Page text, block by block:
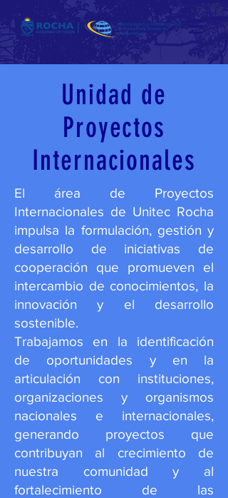
Unidad de
Proyectos
Internacionales
El área de Proyectos
Internacionales de Unitec Rocha
impulsa la formulación, gestión y
desarrollo de iniciativas de
cooperación que promueven el
intercambio de conocimientos, la
innovación y el desarrollo
sostenible.
Trabajamos en la identificación
de oportunidades y en la
articulación con instituciones,
organizaciones y organismos
nacionales e internacionales,
generando proyectos que
contribuyan al crecimiento de
nuestra comunidad y al
fortalecimiento de las